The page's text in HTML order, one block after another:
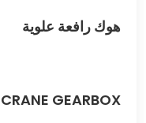
هوك رافعة علوية
GEARBOX